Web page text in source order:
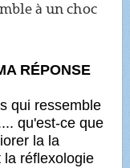
à un choc
RÉPONSE
qui ressemble
qu'est-ce que
la la
la réflexologie